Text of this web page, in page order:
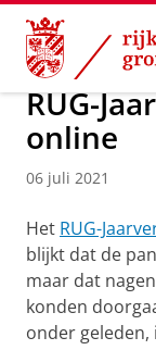
Skip
Content
Skip
Navigation
Over ons
RUG-
online
06 juli 2021
Het RUG-
blijkt dat de
maar dat
konden
onder